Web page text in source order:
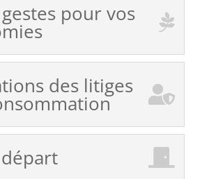
pour vos
des litiges